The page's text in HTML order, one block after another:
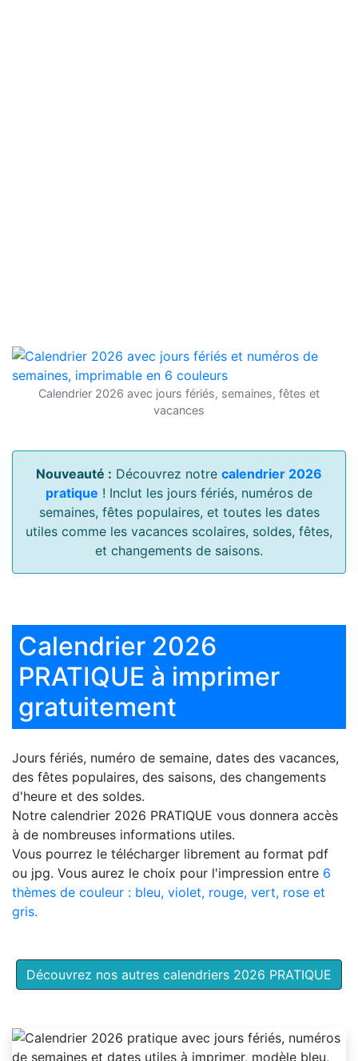
Calendrier 2026 avec jours fériés, semaines, fêtes et
vacances
Nouveauté : Découvrez notre calendrier 2026
pratique ! Inclut les jours fériés, numéros de
semaines, fêtes populaires, et toutes les dates
utiles comme les vacances scolaires, soldes, fêtes,
et changements de saisons.
Calendrier 2026
PRATIQUE à imprimer
gratuitement
Jours fériés, numéro de semaine, dates des vacances,
des fêtes populaires, des saisons, des changements
d'heure et des soldes.
Notre calendrier 2026 PRATIQUE vous donnera accès
à de nombreuses informations utiles.
Vous pourrez le télécharger librement au format pdf
ou jpg. Vous aurez le choix pour l'impression entre 6
thèmes de couleur : bleu, violet, rouge, vert, rose et
gris.
Découvrez nos autres calendriers 2026 PRATIQUE